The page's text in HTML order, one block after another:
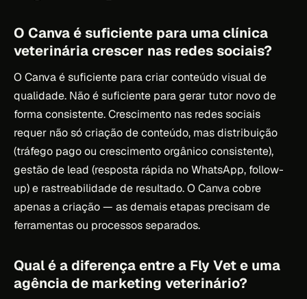
O Canva é suficiente para uma clínica
veterinária crescer nas redes sociais?
O Canva é suficiente para criar conteúdo visual de
qualidade. Não é suficiente para gerar tutor novo de
forma consistente. Crescimento nas redes sociais
requer não só criação de conteúdo, mas distribuição
(tráfego pago ou crescimento orgânico consistente),
gestão de lead (resposta rápida no WhatsApp, follow-
up) e rastreabilidade de resultado. O Canva cobre
apenas a criação — as demais etapas precisam de
ferramentas ou processos separados.
Qual é a diferença entre a Fly Vet e uma
agência de marketing veterinário?